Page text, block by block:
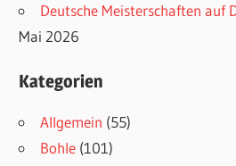
Deutsche Meisterschaften auf
Mai 2026
Kategorien
Allgemein (55)
Bohle (101)